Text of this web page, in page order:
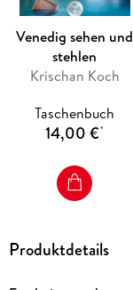
Venedig sehen und
stehlen
Krischan Koch
Taschenbuch
14,00 €*
Produktdetails